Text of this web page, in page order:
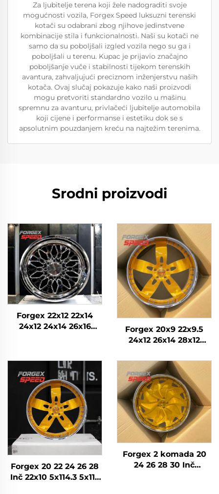
Za ljubitelje terena koji žele nadograditi svoje
mogućnosti vozila, Forgex Speed luksuzni terenski
kotači su odabrani zbog njihove jedinstvene
kombinacije stila i funkcionalnosti. Naši su kotači ne
samo da su poboljšali izgled vozila nego su ga i
poboljšali u terenu. Kupac je prijavio značajno
poboljšanje vuče i stabilnosti tijekom terenskih
avantura, zahvaljujući preciznom inženjerstvu naših
kotača. Ovaj slučaj pokazuje kako naši proizvodi
mogu pretvoriti standardno vozilo u mašinu
spremnu za avanturu, privlačeći ljubitelje automobila
koji cijene i performanse i estetiku dok se s
apsolutnim pouzdanjem kreću na najtežim terenima.
Srodni proizvodi
Forgex 22x12 22x14
24x12 24x14 26x16
8x6.5 6x5.5 5x5
Forgex 20x9 22x9.5
24x12 26x14 28x12
Wheels Chrome
Wheel Konkavni
removi Zlatni
Automobilni removi
Forgex 20 22 24 26 28
Inč 22x10 5x114.3 5x115
Forgex 2 komada 20
24 26 28 30 Inč